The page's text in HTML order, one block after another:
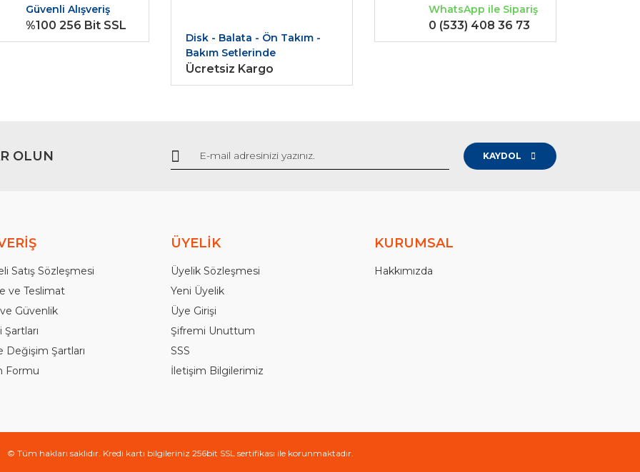
Gönder
Güvenli Alışveriş
%100 256 Bit SSL
Disk - Balata - Ön Takım -
Bakım Setlerinde
Ücretsiz Kargo
WhatsApp ile Sipariş
0 (533) 408 36 73
OLUN KAYDOL
Satış Sözleşmesi
ve Teslimat
Güvenlik
Şartları
Değişim Şartları
Formu
ÜYELİK
Üyelik Sözleşmesi
Yeni Üyelik
Üye Girişi
Şifremi Unuttum
SSS
İletişim Bilgilerimiz
KURUMSAL
Hakkımızda
© Tüm hakları saklıdır. Kredi kartı bilgileriniz 256bit SSL sertifikası ile korunmaktadır.